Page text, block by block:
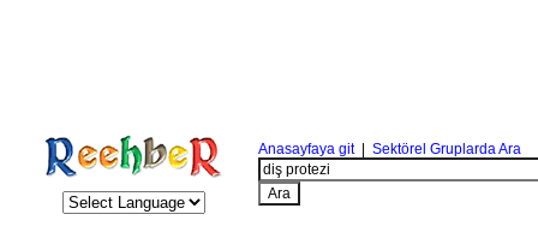
Anasayfaya git| Sektörel Gruplarda Ara